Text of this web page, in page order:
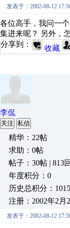
发表于：2002-08-12
各位高手，我问一
集进来呢？ 另外，
分享到：
收藏
李侃
关注 私信
精华：22帖
求助：0帖
帖子：30帖 | 813回
年度积分：0
历史总积分：1015
注册：2002年2月
发表于：2002-08-12